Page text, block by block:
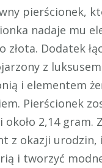
pierścionek,
nadaje mu
złota. Dodatek
z
i elementem
Pierścionek
około 2,14 gram.
z okazji urodzin,
i tworzyć